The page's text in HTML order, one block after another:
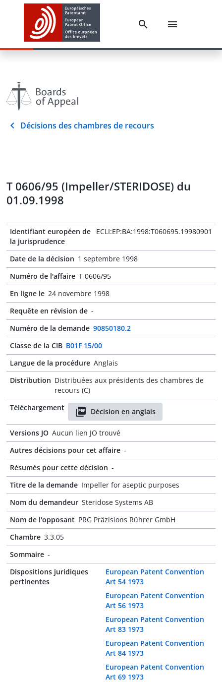
Décisions des chambres de recours
T 0606/95 (Impeller/STERIDOSE) du
01.09.1998
Identifiant européen de
la jurisprudence
ECLI:EP:BA:1998:T060695.19980901
Date de la décision 1 septembre 1998
Numéro de l'affaire T 0606/95
En ligne le 24 novembre 1998
Requête en révision de -
Numéro de la demande 90850180.2
Classe de la CIB B01F 15/00
Langue de la procédure Anglais
Distribution Distribuées aux présidents des chambres de
recours (C)
Téléchargement
Décision en anglais
Versions JO Aucun lien JO trouvé
Autres décisions pour cet affaire -
Résumés pour cette décision -
Titre de la demande Impeller for aseptic purposes
Nom du demandeur Steridose Systems AB
Nom de l'opposant PRG Präzisions Rührer GmbH
Chambre 3.3.05
Sommaire -
Dispositions juridiques
pertinentes
European Patent Convention
Art 54 1973
European Patent Convention
Art 56 1973
European Patent Convention
Art 83 1973
European Patent Convention
Art 84 1973
European Patent Convention
Art 69 1973